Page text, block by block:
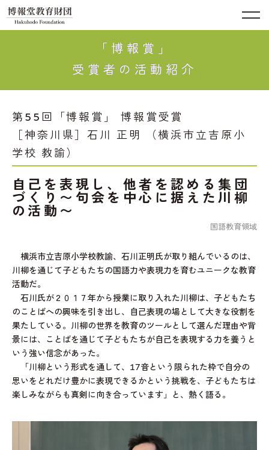
「博報賞」
受賞者の活動紹介
第55回「博報賞」 博報賞受賞
［神奈川県］石川 正明 （横浜市立吉原小
学校 教諭）
自己を表現し、他者を認める集団
づくり〜句会を中心に据えた川柳
の活動〜
国語教育領域
横浜市立吉原小学校教諭、石川正明氏が取り組んでいるのは、
川柳を通じて子どもたちの国語力や表現力を育むユニークな教育
活動だ。
石川氏が２０１７年から授業に取り入れた川柳は、子どもたち
のことばへの興味を引き出し、自己表現の場として大きな役割を
果たしている。川柳の世界を教育のツールとして選んだ理由や背
景には、ことばを通じて子どもたちが自己を表現する力を養うと
いう強い信念があった。
「川柳という形式を通して、17音という限られた枠で自分の
思いをどれだけ豊かに表現できるかという挑戦を、子どもたちは
楽しみながらも真剣に向き合っています」と、熱く語る。